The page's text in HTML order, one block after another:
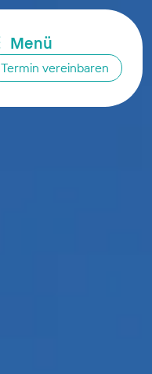
Menü
Termin vereinbaren